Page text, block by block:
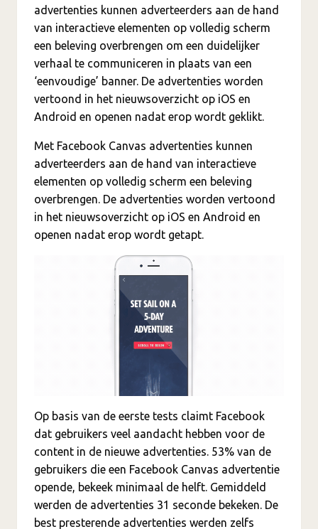
advertenties kunnen adverteerders aan de hand
van interactieve elementen op volledig scherm
een beleving overbrengen om een duidelijker
verhaal te communiceren in plaats van een
‘eenvoudige’ banner. De advertenties worden
vertoond in het nieuwsoverzicht op iOS en
Android en openen nadat erop wordt geklikt.
Met Facebook Canvas advertenties kunnen
adverteerders aan de hand van interactieve
elementen op volledig scherm een beleving
overbrengen. De advertenties worden vertoond
in het nieuwsoverzicht op iOS en Android en
openen nadat erop wordt getapt.
Op basis van de eerste tests claimt Facebook
dat gebruikers veel aandacht hebben voor de
content in de nieuwe advertenties. 53% van de
gebruikers die een Facebook Canvas advertentie
opende, bekeek minimaal de helft. Gemiddeld
werden de advertenties 31 seconde bekeken. De
best presterende advertenties werden zelfs